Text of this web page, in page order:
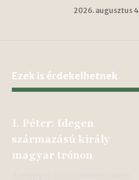
2026. augusztus 4
Ezek is érdekelhetnek
I. Péter: Idegen
származású király
magyar trónon